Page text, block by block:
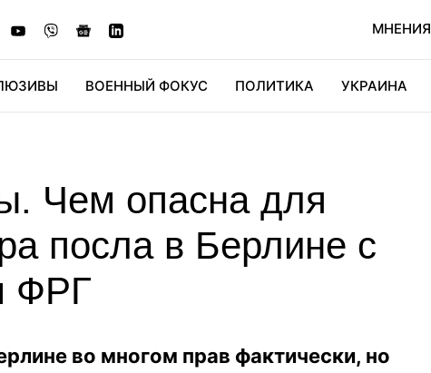
МНЕНИЯ
ВОЕННЫЙ ФОКУС ПОЛИТИКА УКРАИНА
Чем опасна для
посла в Берлине с
ФРГ
во многом прав фактически, но